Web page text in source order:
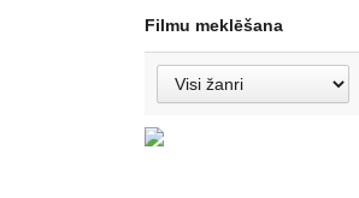
Filmu meklēšana